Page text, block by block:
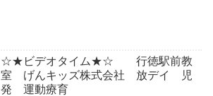
☆★ビデオタイム★☆ 行徳駅前教
室 げんキッズ株式会社 放デイ 児
発 運動療育